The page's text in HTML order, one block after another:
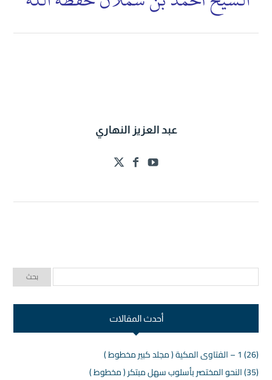
عبد العزيز النهاري
أحدث المقالات
(26) 1 – الفتاوى المكية ( مجلد كبير مخطوط )
(35) النحو المختصر بأسلوب سهل مبتكر ( مخطوط )